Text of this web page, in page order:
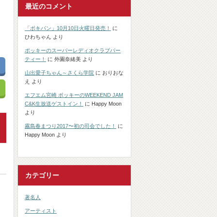
最近のコメント
「ポキパン」10月10日火曜日発売！
に
ひわちゃん より
ポッキーのスーパーレディオクラブパー
ティー！
に 外園奈緒美 より
山出愛子ちゃん～さくら学院 に おりおな
え
より
エフエム宮崎 ポッキーのWEEKEND JAM
C&K生放送ゲストイン！
に Happy Moon
より
霧島春まつり2017〜初の司会でした！
に
Happy Moon より
カテゴリー
著名人
アーティスト